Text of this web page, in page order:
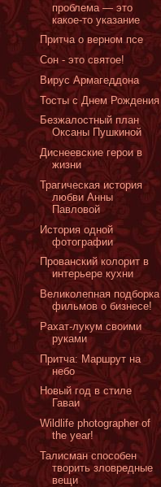
проблема — это
какое-то указание
Притча о верном псе
Сон - это святое!
Вирус Армагеддона
Тосты c Днем Рождения
Безжалостный план
Оксаны Пушкиной
Диснеевские герои в
жизни
Трагическая история
любви Анны
Павловой
История одной
фотографии
Прованский колорит в
интерьере кухни
Великолепная подборка
фильмов о бизнесе!
Рахат-лукум своими
руками
Притча: Маршрут на
небо
Новый год в стиле
Гаваи
Wildlife photographer of
the year!
Талисман способен
творить зловредные
вещи